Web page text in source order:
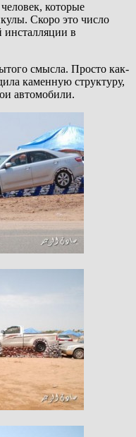
которые
Скоро это число
инсталляции в
смысла. Просто как-
каменную структуру,
автомобили.